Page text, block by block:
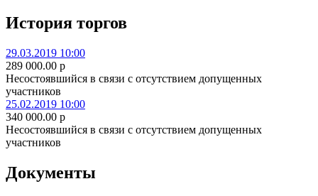
История торгов
29.03.2019 10:00
289 000.00 p
Несостоявшийся в связи с отсутствием допущенных
участников
25.02.2019 10:00
340 000.00 p
Несостоявшийся в связи с отсутствием допущенных
участников
Документы